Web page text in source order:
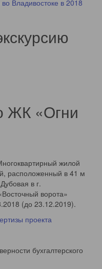
Владивостоке в 2018
ЖК «Огни
жилой
расположенный в 41 м
в г.
ворота»
(до 23.12.2019).
проекта
бухгалтерского